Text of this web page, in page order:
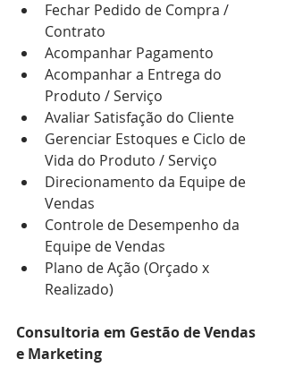
Fechar Pedido de Compra /
Contrato
Acompanhar Pagamento
Acompanhar a Entrega do
Produto / Serviço
Avaliar Satisfação do Cliente
Gerenciar Estoques e Ciclo de
Vida do Produto / Serviço
Direcionamento da Equipe de
Vendas
Controle de Desempenho da
Equipe de Vendas
Plano de Ação (Orçado x
Realizado)
Consultoria em Gestão de Vendas
e Marketing